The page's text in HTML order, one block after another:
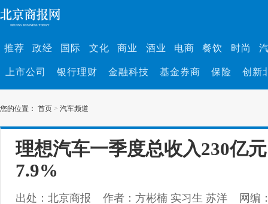
推荐 政经 国际 文化 商业 酒业 电商 餐饮 时尚
上市公司 银行理财 金融科技 基金券商 保险 创新
您的位置： 首页 > 汽车频道
理想汽车一季度总收入230亿
7.9%
出处：北京商报 作者：方彬楠 实习生 苏洋
网编